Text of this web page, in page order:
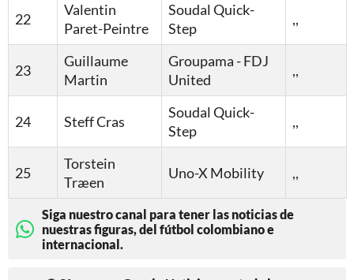
22
Valentin
Paret-Peintre
Soudal Quick-
Step
,,
23
Guillaume
Martin
Groupama - FDJ
United
,,
24 Steff Cras
Soudal Quick-
Step
,,
25
Torstein
Træen
Uno-X Mobility ,,
Siga nuestro canal para tener las noticias de
nuestras figuras, del fútbol colombiano e
internacional.